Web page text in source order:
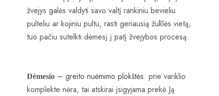
žvejys galės valdyti savo valtį rankiniu bevieliu
pulteliu ar kojiniu pultu, rasti geriausią žūklės vietą,
tuo pačiu sutelkti dėmesį į patį žvejybos procesą.
Dėmesio – greito nuėmimo plokštės prie variklio
komplekte nėra, tai atskirai įsigyjama prekė.Ją